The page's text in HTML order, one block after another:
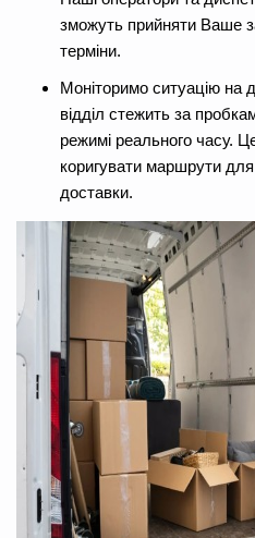
зможуть прийняти Ваше
терміни.
Моніторимо ситуацію на
відділ стежить за
режимі реального часу.
коригувати маршрути для
доставки.